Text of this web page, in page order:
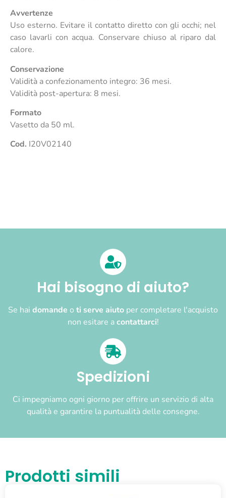
Avvertenze
Uso esterno. Evitare il contatto diretto con gli occhi; nel
caso lavarli con acqua. Conservare chiuso al riparo dal
calore.
Conservazione
Validità a confezionamento integro: 36 mesi.
Validità post-apertura: 8 mesi.
Formato
Vasetto da 50 ml.
Cod. I20V02140
Hai bisogno di aiuto?
Se hai domande o ti serve aiuto per completare l'acquisto
non esitare acontattarci!
Spedizioni
Ci impegniamo ogni giorno per offrire un servizio di alta
qualità e garantire la puntualità delle consegne.
Prodotti simili